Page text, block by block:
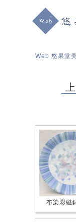
Web 悠果堂
布染彩